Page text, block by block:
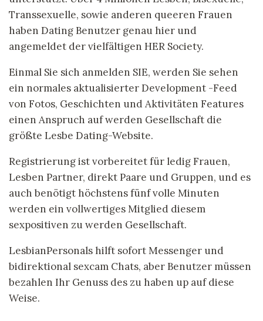
Transsexuelle, sowie anderen queeren Frauen
haben Dating Benutzer genau hier und
angemeldet der vielfältigen HER Society.
Einmal Sie sich anmelden SIE, werden Sie sehen
ein normales aktualisierter Development -Feed
von Fotos, Geschichten und Aktivitäten Features
einen Anspruch auf werden Gesellschaft die
größte Lesbe Dating-Website.
Registrierung ist vorbereitet für ledig Frauen,
Lesben Partner, direkt Paare und Gruppen, und es
auch benötigt höchstens fünf volle Minuten
werden ein vollwertiges Mitglied diesem
sexpositiven zu werden Gesellschaft.
LesbianPersonals hilft sofort Messenger und
bidirektional sexcam Chats, aber Benutzer müssen
bezahlen Ihr Genuss des zu haben up auf diese
Weise.